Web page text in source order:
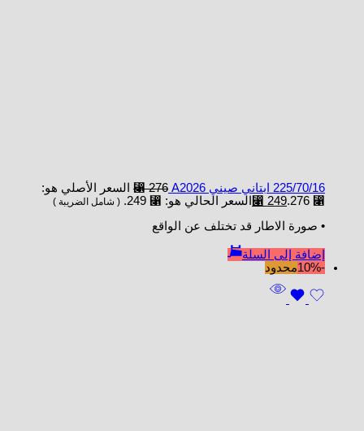
225/70/16 ابتاني صيني A2026 ⃁276
السعر الأصلي هو:
⃁ 276.
⃁ 249 السعر الحالي هو: ⃁ 249. ( شامل الضريبة )
• صورة الاطار قد تختلف عن الواقع
إضافة إلى السلة
-10%
محدود